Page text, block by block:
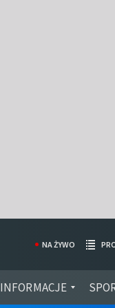
INFORMACJE
NA ŻYWO